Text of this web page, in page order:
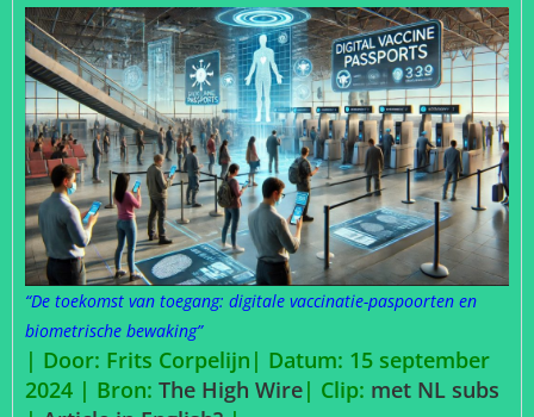
“De toekomst van toegang: digitale vaccinatie-paspoorten en
biometrische bewaking”
| Door: Frits Corpelijn| Datum: 15 september
2024 | Bron: The High Wire| Clip: met NL subs